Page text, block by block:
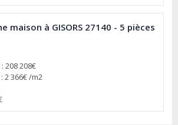
maison à GISORS 27140 - 5 pièces
208 208€
2 366€ /m2